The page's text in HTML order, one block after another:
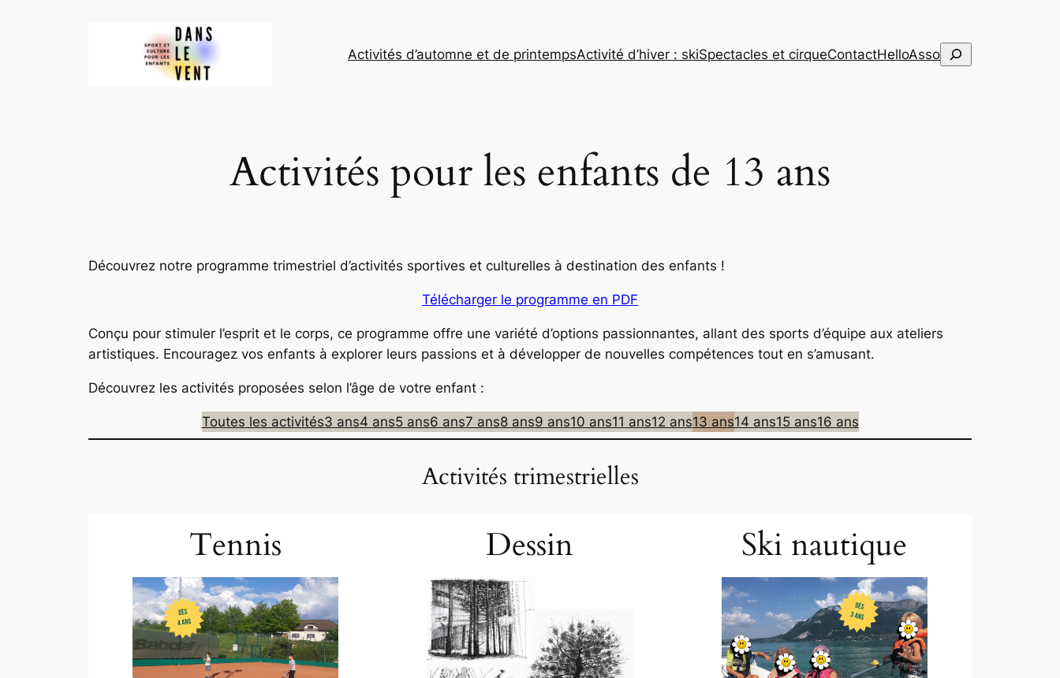
Activités d’automne et de printempsActivité d’hiver : skiSpectacles et cirqueContactHelloAssoRechercher
Activités pour les enfants de 13 ans
Découvrez notre programme trimestriel d’activités sportives et culturelles à destination des enfants !
Télécharger le programme en PDF
Conçu pour stimuler l’esprit et le corps, ce programme offre une variété d’options passionnantes, allant des sports d’équipe aux ateliers
artistiques. Encouragez vos enfants à explorer leurs passions et à développer de nouvelles compétences tout en s’amusant.
Découvrez les activités proposées selon l’âge de votre enfant :
Toutes les activités3 ans4 ans5 ans6 ans7 ans8 ans9 ans10 ans11 ans12 ans13 ans14 ans15 ans16 ans
Activités trimestrielles
Tennis Dessin Ski nautique